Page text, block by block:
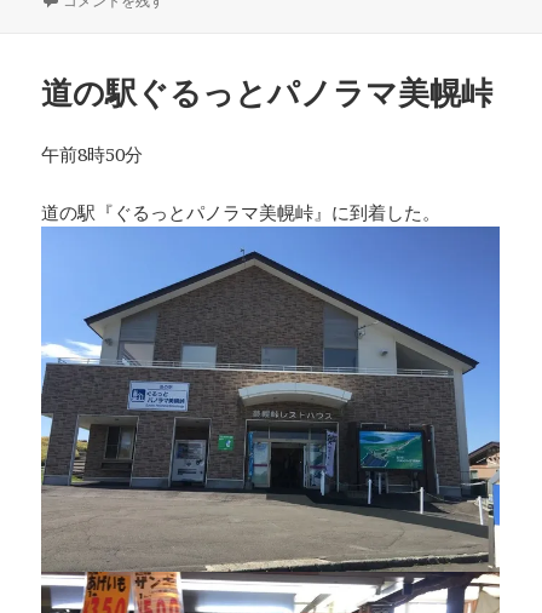
道の駅ぐるっとパノラマ美幌峠
午前8時50分
道の駅『ぐるっとパノラマ美幌峠』に到着した。